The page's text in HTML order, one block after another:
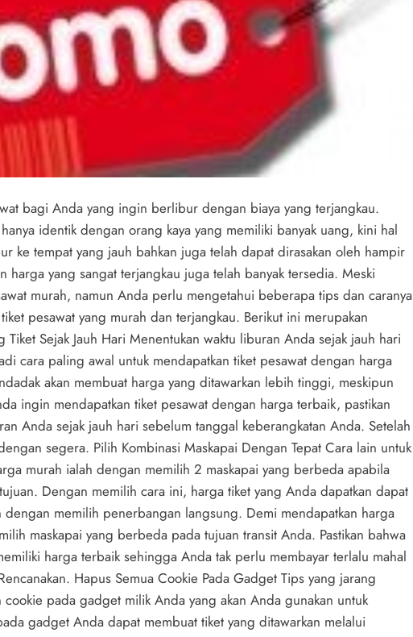
bagi Anda yang ingin berlibur dengan biaya yang terjangkau.
identik dengan orang kaya yang memiliki banyak uang, kini hal
ke tempat yang jauh bahkan juga telah dapat dirasakan oleh hampir
harga yang sangat terjangkau juga telah banyak tersedia. Meski
murah, namun Anda perlu mengetahui beberapa tips dan caranya
pesawat yang murah dan terjangkau. Berikut ini merupakan
Sejak Jauh Hari Menentukan waktu liburan Anda sejak jauh hari
cara paling awal untuk mendapatkan tiket pesawat dengan harga
akan membuat harga yang ditawarkan lebih tinggi, meskipun
ingin mendapatkan tiket pesawat dengan harga terbaik, pastikan
Anda sejak jauh hari sebelum tanggal keberangkatan Anda. Setelah
segera. Pilih Kombinasi Maskapai Dengan Tepat Cara lain untuk
murah ialah dengan memilih 2 maskapai yang berbeda apabila
Dengan memilih cara ini, harga tiket yang Anda dapatkan dapat
memilih penerbangan langsung. Demi mendapatkan harga
maskapai yang berbeda pada tujuan transit Anda. Pastikan bahwa
harga terbaik sehingga Anda tak perlu membayar terlalu mahal
Hapus Semua Cookie Pada Gadget Tips yang jarang
pada gadget milik Anda yang akan Anda gunakan untuk
gadget Anda dapat membuat tiket yang ditawarkan melalui